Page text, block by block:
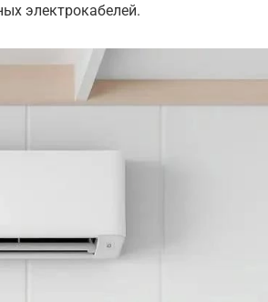
электрокабелей.